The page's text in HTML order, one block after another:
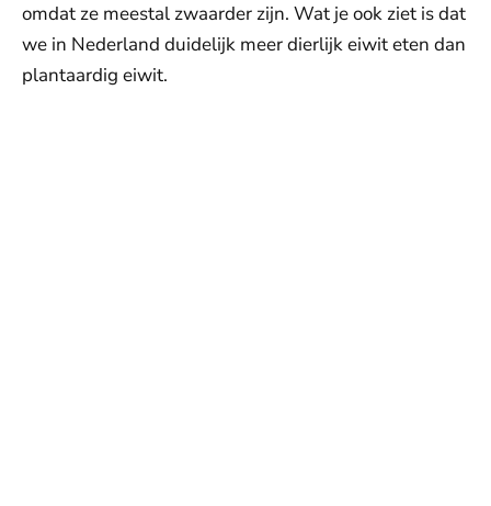
omdat ze meestal zwaarder zijn. Wat je ook ziet is dat
we in Nederland duidelijk meer dierlijk eiwit eten dan
plantaardig eiwit.